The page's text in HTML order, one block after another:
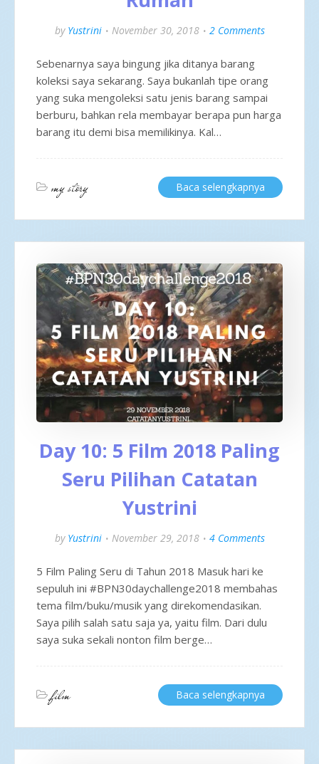
by Yustrini November 30, 2018 2 Comments
Sebenarnya saya bingung jika ditanya barang
koleksi saya sekarang. Saya bukanlah tipe orang
yang suka mengoleksi satu jenis barang sampai
berburu, bahkan rela membayar berapa pun harga
barang itu demi bisa memilikinya. Kal…
my story Baca selengkapnya
Day 10: 5 Film 2018 Paling
Seru Pilihan Catatan
Yustrini
by Yustrini November 29, 2018 4 Comments
5 Film Paling Seru di Tahun 2018 Masuk hari ke
sepuluh ini #BPN30daychallenge2018 membahas
tema film/buku/musik yang direkomendasikan.
Saya pilih salah satu saja ya, yaitu film. Dari dulu
saya suka sekali nonton film berge…
film Baca selengkapnya